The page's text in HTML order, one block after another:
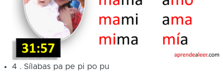
4 . Sílabas pa pe pi po pu